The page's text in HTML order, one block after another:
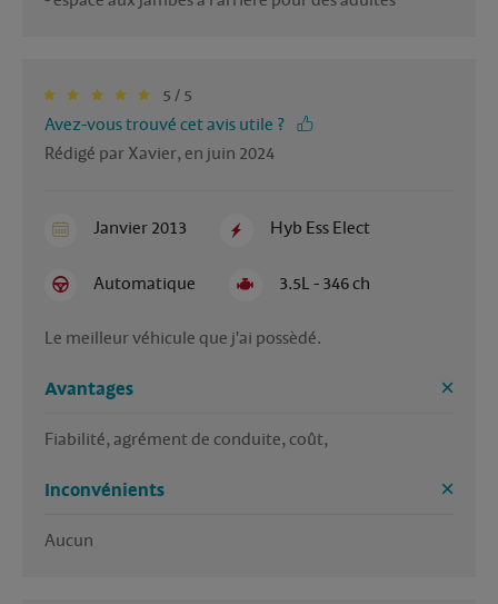
5 / 5
Avez-vous trouvé cet avis utile ?
Rédigé par Xavier, en juin 2024
Janvier 2013 Hyb Ess Elect
Automatique 3.5L - 346 ch
Le meilleur véhicule que j'ai possèdé.
Avantages
Fiabilité, agrément de conduite, coût,
Inconvénients
Aucun